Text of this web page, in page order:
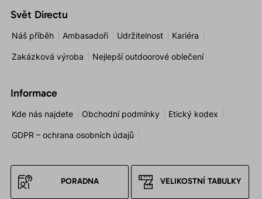
Svět Directu
Náš příběh Ambasadoři Udržitelnost Kariéra
Zakázková výroba Nejlepší outdoorové oblečení
Informace
Kde nás najdete Obchodní podmínky Etický kodex
GDPR – ochrana osobních údajů
PORADNA VELIKOSTNÍ TABULKY